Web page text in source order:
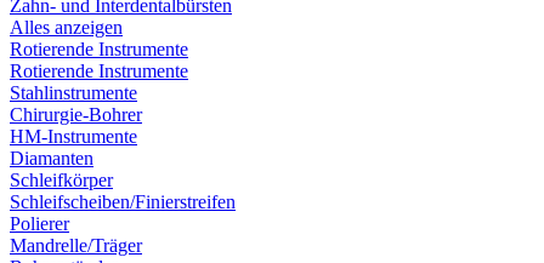
Zahn- und Interdentalbürsten
Alles anzeigen
Rotierende Instrumente
Rotierende Instrumente
Stahlinstrumente
Chirurgie-Bohrer
HM-Instrumente
Diamanten
Schleifkörper
Schleifscheiben/Finierstreifen
Polierer
Mandrelle/Träger